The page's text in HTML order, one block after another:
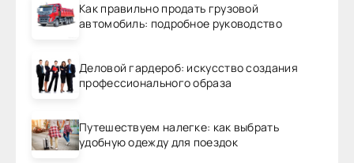
Как правильно продать грузовой
автомобиль: подробное руководство
Деловой гардероб: искусство создания
профессионального образа
Путешествуем налегке: как выбрать
удобную одежду для поездок